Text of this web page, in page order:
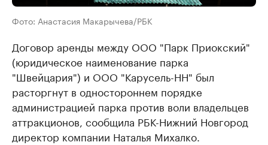
Фото: Анастасия Макарычева/РБК
Договор аренды между ООО "Парк Приокский"
(юридическое наименование парка
"Швейцария") и ООО "Карусель-НН" был
расторгнут в одностороннем порядке
администрацией парка против воли владельцев
аттракционов, сообщила РБК-Нижний Новгород
директор компании Наталья Михалко.